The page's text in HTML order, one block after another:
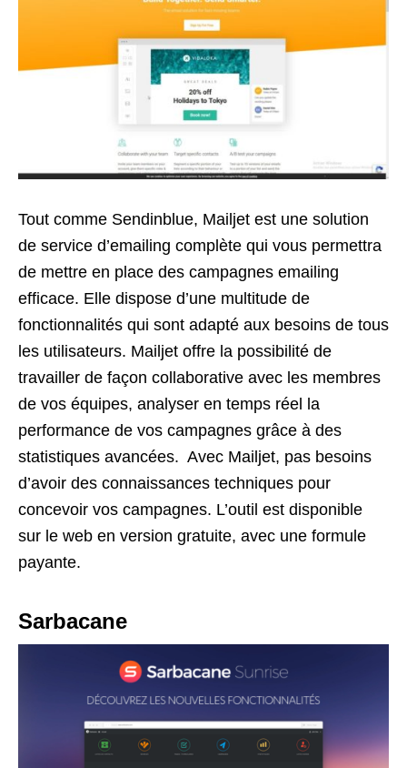
Tout comme Sendinblue, Mailjet est une solution
de service d’emailing complète qui vous permettra
de mettre en place des campagnes emailing
efficace. Elle dispose d’une multitude de
fonctionnalités qui sont adapté aux besoins de tous
les utilisateurs. Mailjet offre la possibilité de
travailler de façon collaborative avec les membres
de vos équipes, analyser en temps réel la
performance de vos campagnes grâce à des
statistiques avancées. Avec Mailjet, pas besoins
d’avoir des connaissances techniques pour
concevoir vos campagnes. L’outil est disponible
sur le web en version gratuite, avec une formule
payante.
Sarbacane